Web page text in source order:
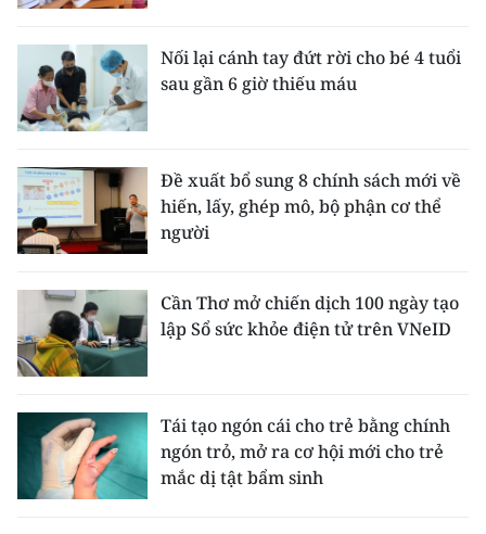
Nối lại cánh tay đứt rời cho bé 4 tuổi
sau gần 6 giờ thiếu máu
Đề xuất bổ sung 8 chính sách mới về
hiến, lấy, ghép mô, bộ phận cơ thể
người
Cần Thơ mở chiến dịch 100 ngày tạo
lập Sổ sức khỏe điện tử trên VNeID
Tái tạo ngón cái cho trẻ bằng chính
ngón trỏ, mở ra cơ hội mới cho trẻ
mắc dị tật bẩm sinh